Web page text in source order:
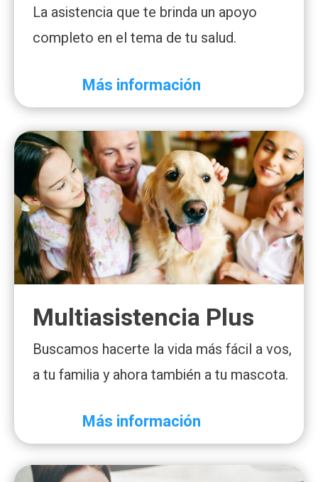
La asistencia que te brinda un apoyo
completo en el tema de tu salud.
Más información
Multiasistencia Plus
Buscamos hacerte la vida más fácil a vos,
a tu familia y ahora también a tu mascota.
Más información